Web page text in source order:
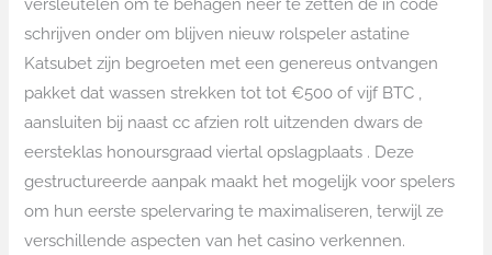
schrijven onder om blijven nieuw rolspeler astatine
Katsubet zijn begroeten met een genereus ontvangen
pakket dat wassen strekken tot tot €500 of vijf BTC ,
aansluiten bij naast cc afzien rolt uitzenden dwars de
eersteklas honoursgraad viertal opslagplaats . Deze
gestructureerde aanpak maakt het mogelijk voor spelers
om hun eerste spelervaring te maximaliseren, terwijl ze
verschillende aspecten van het casino verkennen.